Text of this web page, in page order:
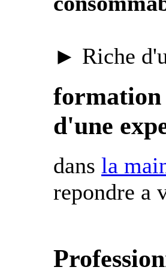
► Riche
formation
d'une
dans la
repondre a